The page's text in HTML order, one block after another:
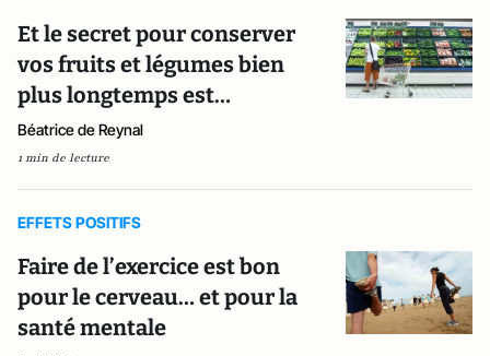
Et le secret pour conserver
vos fruits et légumes bien
plus longtemps est…
Béatrice de Reynal
1 min de lecture
EFFETS POSITIFS
Faire de l’exercice est bon
pour le cerveau… et pour la
santé mentale